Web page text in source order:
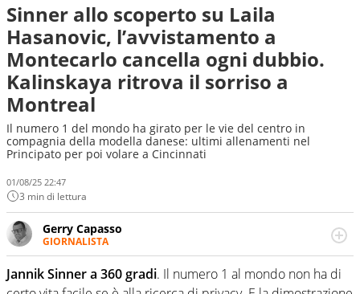
Sinner allo scoperto su Laila
Hasanovic, l’avvistamento a
Montecarlo cancella ogni dubbio.
Kalinskaya ritrova il sorriso a
Montreal
Il numero 1 del mondo ha girato per le vie del centro in
compagnia della modella danese: ultimi allenamenti nel
Principato per poi volare a Cincinnati
01/08/25 22:47
3 min di lettura
Gerry Capasso
GIORNALISTA
Per lui gli sport americani non hanno segreti: basket,
football, baseball e la capacità innata di trovare la notizia
dove altri non vedono granché
Jannik Sinner a 360 gradi. Il numero 1 al mondo non ha di